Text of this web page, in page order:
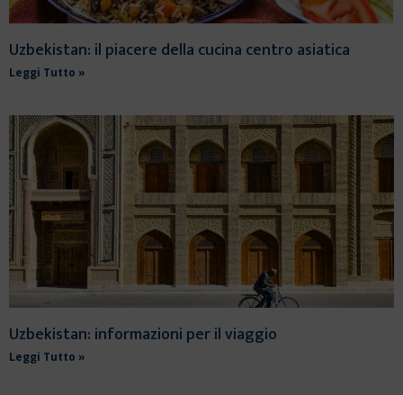
Uzbekistan: il piacere della cucina centro asiatica
Leggi Tutto »
Uzbekistan: informazioni per il viaggio
Leggi Tutto »